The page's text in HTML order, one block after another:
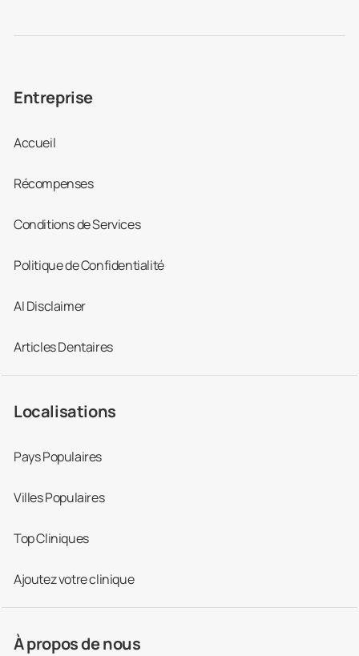
Entreprise
Accueil
Récompenses
Conditions de Services
Politique de Confidentialité
AI Disclaimer
Articles Dentaires
Localisations
Pays Populaires
Villes Populaires
Top Cliniques
Ajoutez votre clinique
À propos de nous